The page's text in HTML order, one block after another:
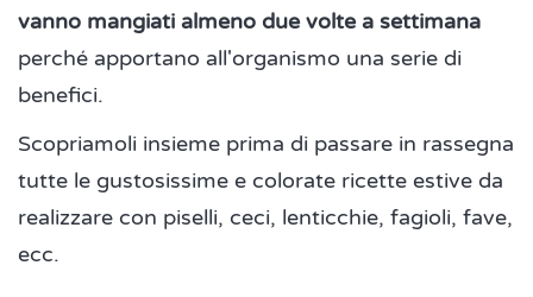
vanno mangiati almeno due volte a settimana
perché apportano all'organismo una serie di
benefici.
Scopriamoli insieme prima di passare in rassegna
tutte le gustosissime e colorate ricette estive da
realizzare con piselli, ceci, lenticchie, fagioli, fave,
ecc.